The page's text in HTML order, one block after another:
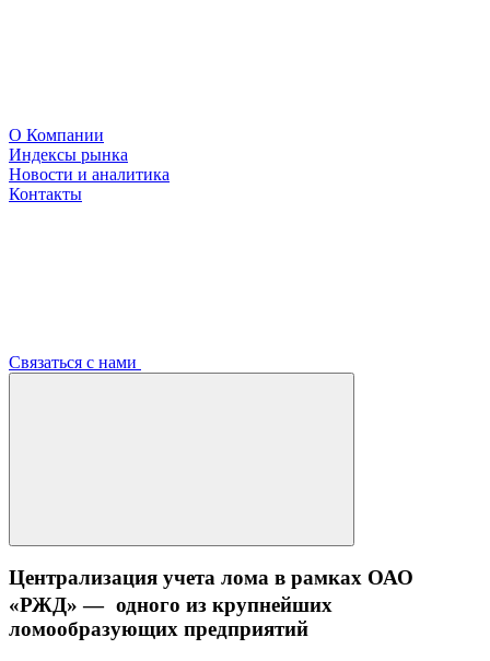
О Компании
Индексы рынка
Новости и аналитика
Контакты
Связаться с нами
Централизация учета лома в рамках ОАО
«РЖД» — одного из крупнейших
ломообразующих предприятий